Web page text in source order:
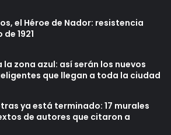
el Héroe de Nador: resistencia
1921
la zona azul: así serán los nuevos
que llegan a toda la ciudad
ya está terminado: 17 murales
de autores que citaron a